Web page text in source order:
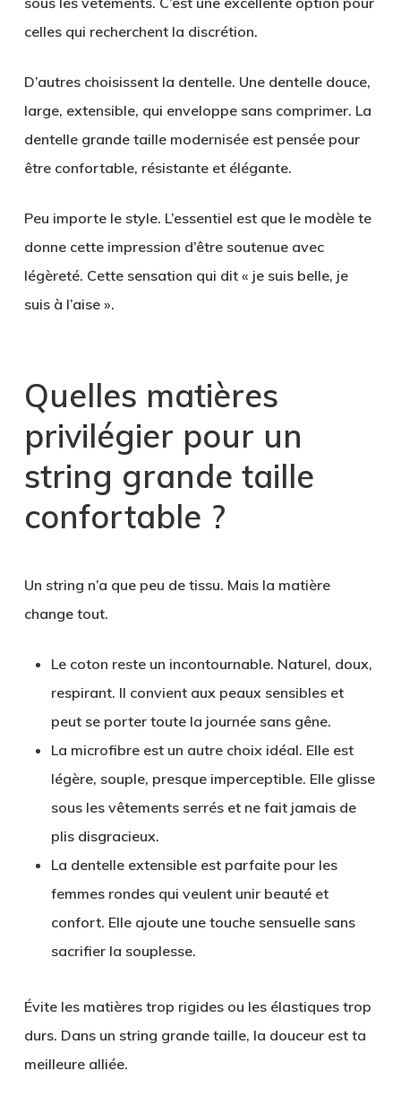
celles qui recherchent la discrétion.
D’autres choisissent la dentelle. Une dentelle douce,
large, extensible, qui enveloppe sans comprimer. La
dentelle grande taille modernisée est pensée pour
être confortable, résistante et élégante.
Peu importe le style. L’essentiel est que le modèle te
donne cette impression d’être soutenue avec
légèreté. Cette sensation qui dit « je suis belle, je
suis à l’aise ».
Quelles matières
privilégier pour un
string grande taille
confortable ?
Un string n’a que peu de tissu. Mais la matière
change tout.
Le coton reste un incontournable. Naturel, doux,
respirant. Il convient aux peaux sensibles et
peut se porter toute la journée sans gêne.
La microfibre est un autre choix idéal. Elle est
légère, souple, presque imperceptible. Elle glisse
sous les vêtements serrés et ne fait jamais de
plis disgracieux.
La dentelle extensible est parfaite pour les
femmes rondes qui veulent unir beauté et
confort. Elle ajoute une touche sensuelle sans
sacrifier la souplesse.
Évite les matières trop rigides ou les élastiques trop
durs. Dans un string grande taille, la douceur est ta
meilleure alliée.